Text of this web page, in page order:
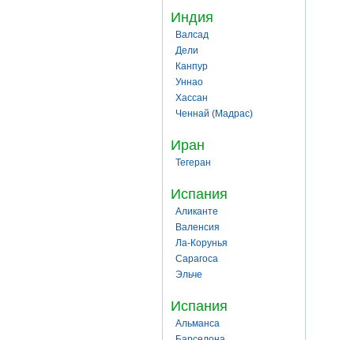
Индия
Валсад
Дели
Канпур
Уннао
Хассан
Ченнай (Мадрас)
Иран
Тегеран
Испания
Аликанте
Валенсия
Ла-Корунья
Сарагоса
Эльче
Испания
Альманса